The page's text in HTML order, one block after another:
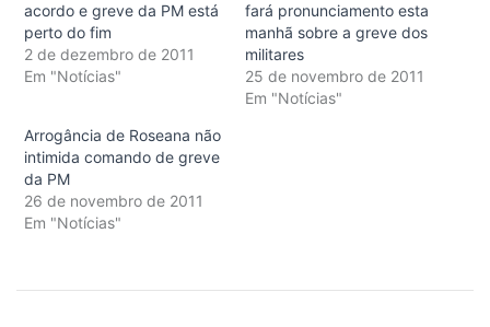
acordo e greve da PM está
perto do fim
2 de dezembro de 2011
Em "Notícias"
fará pronunciamento esta
manhã sobre a greve dos
militares
25 de novembro de 2011
Em "Notícias"
Arrogância de Roseana não
intimida comando de greve
da PM
26 de novembro de 2011
Em "Notícias"